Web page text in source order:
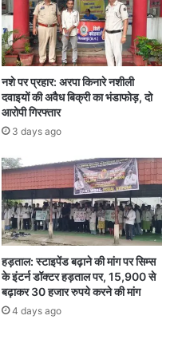
नौवीं और 10वीं कक्षा में
बोंडानार छात्रावास में
75 लड़के रहते हैं। उइके ने
के लिए खेल का मैदान,
उपलब्ध हैं
और शिविर
लड़ाई जीतने के लिए
आंतरिक इलाकों में
बात यह है कि प्रशासन
विभिन्न उद्देश्यों, खासकर
खाली किए गए शिविर
नशे पर प्रहार: अरपा किनारे नशीली
दवाइयों की अवैध बिक्री का भंडाफोड़, दो
आरोपी गिरफ्तार
3 days ago
हड़ताल: स्टाइपेंड बढ़ाने की मांग पर सिम्स
के इंटर्न डॉक्टर हड़ताल पर, 15,900 से
बढ़ाकर 30 हजार रुपये करने की मांग
4 days ago